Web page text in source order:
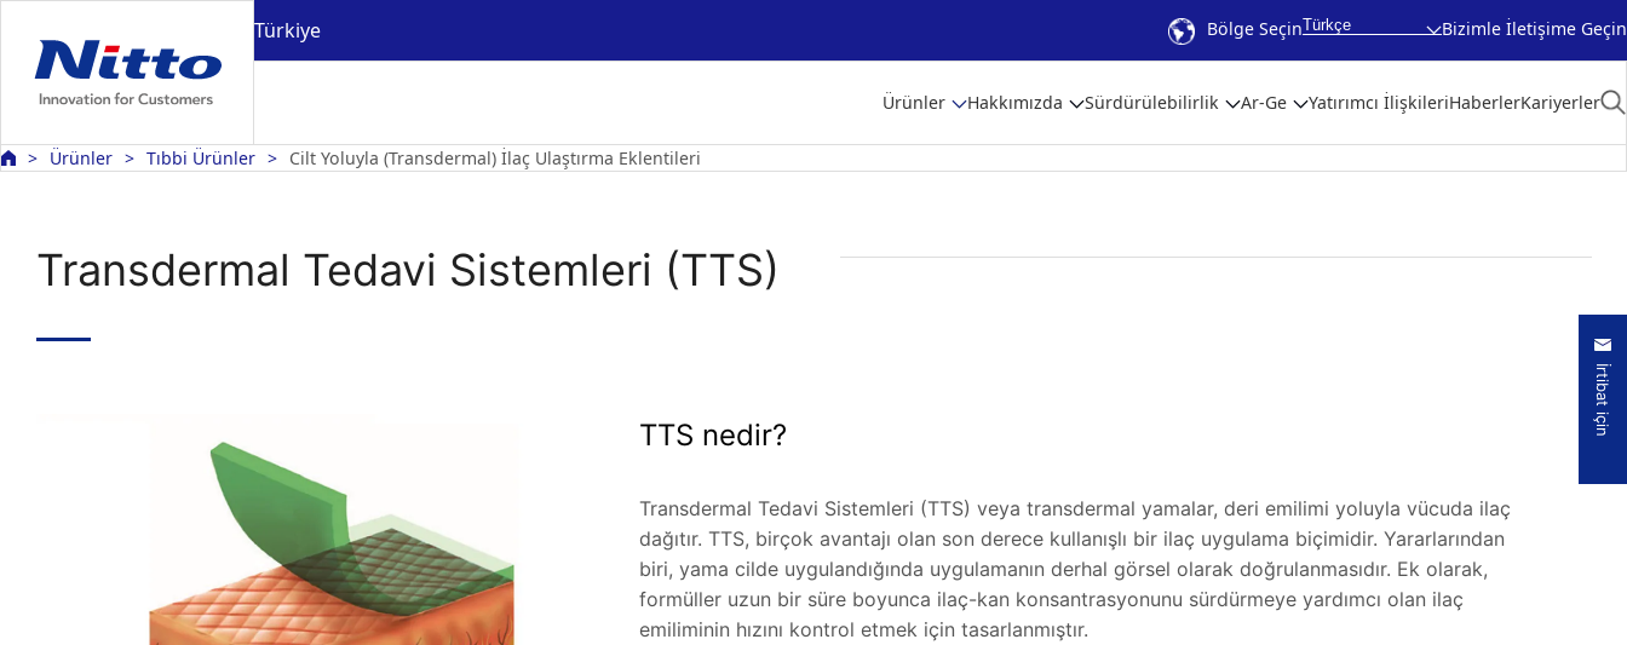
Türkiye Bölge SeçinTürkçe Bizimle İletişime Geçin
Ürünler Hakkımızda Sürdürülebilirlik Ar-Ge Yatırımcı İlişkileriHaberlerKariyerler
Ürünler Tıbbi Ürünler Cilt Yoluyla (Transdermal) İlaç Ulaştırma Eklentileri
Transdermal Tedavi Sistemleri (TTS)
TTS nedir?
Transdermal Tedavi Sistemleri (TTS) veya transdermal yamalar, deri emilimi yoluyla vücuda ilaç
dağıtır. TTS, birçok avantajı olan son derece kullanışlı bir ilaç uygulama biçimidir. Yararlarından
biri, yama cilde uygulandığında uygulamanın derhal görsel olarak doğrulanmasıdır. Ek olarak,
formüller uzun bir süre boyunca ilaç-kan konsantrasyonunu sürdürmeye yardımcı olan ilaç
emiliminin hızını kontrol etmek için tasarlanmıştır.
İrtibat için